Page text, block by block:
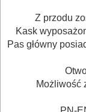
MASZYNY
NARZĘDZIA
Z przodu
Kask
Pas główny
Możliwość